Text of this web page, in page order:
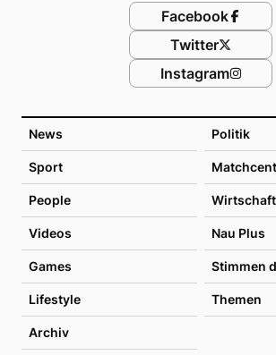
News Politik
Sport
People Wirtschaft
Videos Nau Plus
Games Stimmen
Lifestyle Themen
Archiv
Facebook
Twitter
Instagram